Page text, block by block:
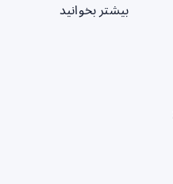
بیشتر بخوانید